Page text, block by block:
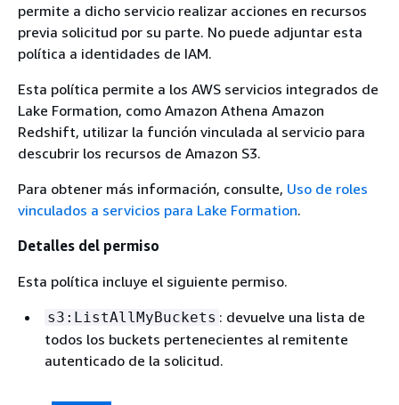
permite a dicho servicio realizar acciones en recursos
previa solicitud por su parte. No puede adjuntar esta
política a identidades de IAM.
Esta política permite a los AWS servicios integrados de
Lake Formation, como Amazon Athena Amazon
Redshift, utilizar la función vinculada al servicio para
descubrir los recursos de Amazon S3.
Para obtener más información, consulte, Uso de roles
vinculados a servicios para Lake Formation.
Detalles del permiso
Esta política incluye el siguiente permiso.
s3:ListAllMyBuckets : devuelve una lista de
todos los buckets pertenecientes al remitente
autenticado de la solicitud.